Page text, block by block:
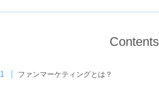
Contents
ファンマーケティングとは？